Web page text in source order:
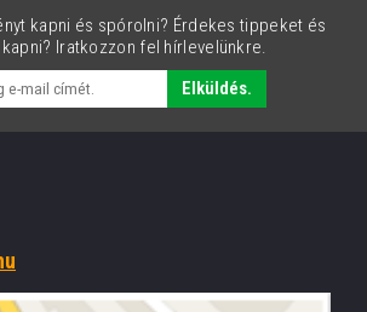
kapni és spórolni? Érdekes tippeket és
Iratkozzon fel hírlevelünkre.
Elküldés.